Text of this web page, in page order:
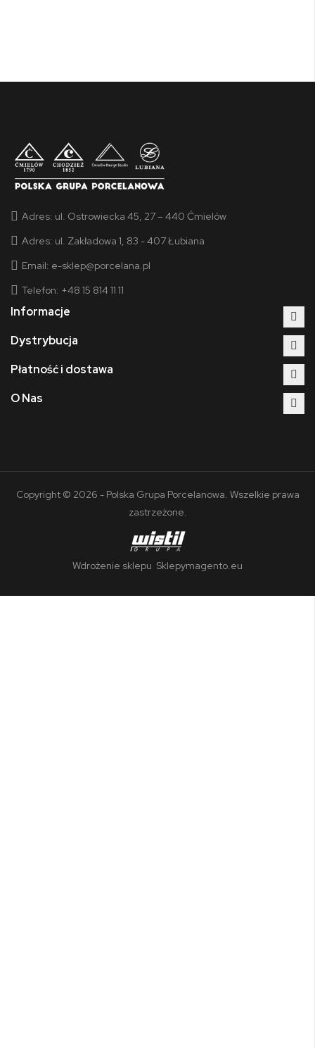
Adres: ul. Ostrowiecka 45, 27 – 440 Ćmielów
Adres: ul. Zakładowa 1, 83 - 407 Łubiana
Email: e-sklep@porcelana.pl
Telefon: +48 15 814 11 11
Informacje
Dystrybucja
Płatność i dostawa
O Nas
Copyright © 2026 - Polska Grupa Porcelanowa. Wszelkie prawa
zastrzeżone.
Wdrożenie sklepu Sklepymagento.eu